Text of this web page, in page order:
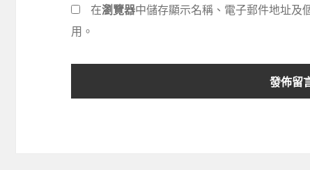
在瀏覽器中儲存顯示名稱、電子郵件地址及
用。